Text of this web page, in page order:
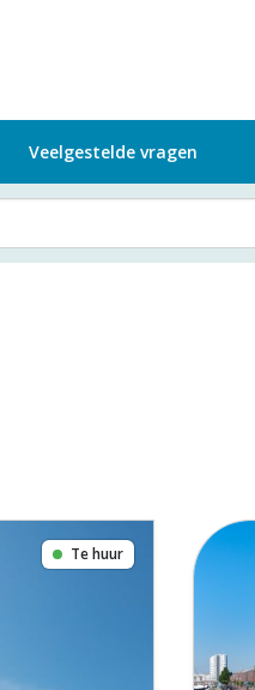
Veelgestelde vragen
Te huur